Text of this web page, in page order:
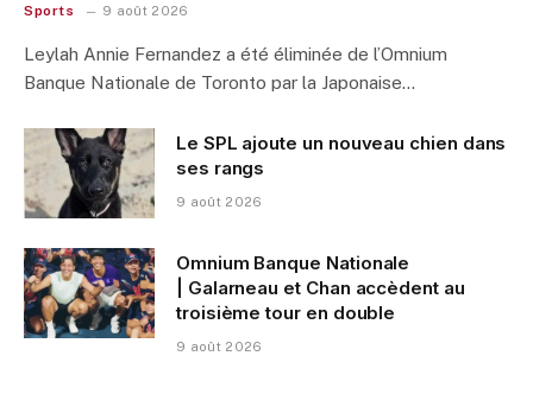
Sports 9 août 2026
Leylah Annie Fernandez a été éliminée de l’Omnium
Banque Nationale de Toronto par la Japonaise…
Le SPL ajoute un nouveau chien dans
ses rangs
9 août 2026
Omnium Banque Nationale
| Galarneau et Chan accèdent au
troisième tour en double
9 août 2026